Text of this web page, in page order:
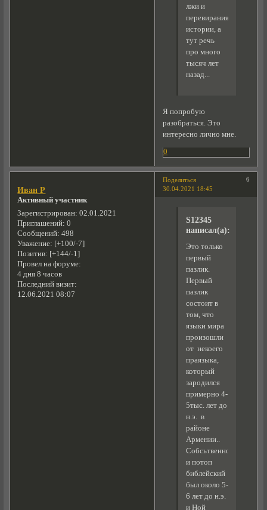
лжи и
перевирания
истории, а
тут речь
про много
тысяч лет
назад...
Я попробую
разобраться. Это
интересно лично мне.
0
Поделиться
6
30.04.2021 18:45
Иван Р
Активный участник
Зарегистрирован: 02.01.2021
Приглашений: 0
Сообщений: 498
Уважение: [+100/-7]
Позитив: [+144/-1]
Провел на форуме:
4 дня 8 часов
Последний визит:
12.06.2021 08:07
S12345
написал(а):
Это только
первый
пазлик.
Первый
пазлик
состоит в
том, что
языки мира
произошли
от некоего
праязыка,
который
зародился
примерно 4-
5тыс. лет до
н.э. в
районе
Армении..
Собсьтвенно
и потоп
библейский
был около 5-
6 лет до н.э.
и Ной